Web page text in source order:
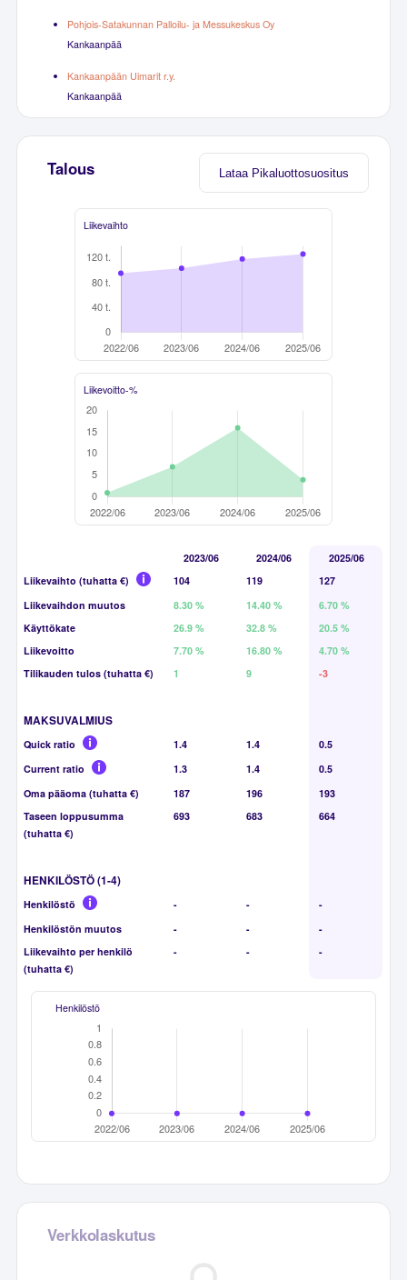
Pohjois-Satakunnan Palloilu- ja Messukeskus Oy
Kankaanpää
Kankaanpään Uimarit r.y.
Kankaanpää
Lataa Pikaluottosuositus
Talous
Liikevaihto
Liikevoitto-%
2023/06 2024/06
2025/06
Liikevaihto (tuhatta €)
104 119
127
Liikevaihdon muutos
8.30 % 14.40 %
6.70 %
Käyttökate
26.9 % 32.8 %
20.5 %
Liikevoitto
7.70 % 16.80 %
4.70 %
Tilikauden tulos (tuhatta €)
1 9 -3
MAKSUVALMIUS
Quick ratio 1.4 1.4
0.5
Current ratio
1.3 1.4
0.5
Oma pääoma (tuhatta €)
187 196
193
Taseen loppusumma
(tuhatta €)
693 683 664
HENKILÖSTÖ (1-4)
Henkilöstö - -
-
Henkilöstön muutos
- -
-
Liikevaihto per henkilö
(tuhatta €)
- - -
Henkilöstö
Verkkolaskutus